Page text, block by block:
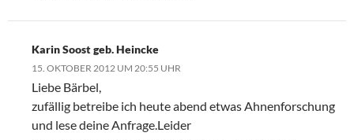
Karin Soost geb. Heincke
15. OKTOBER 2012 UM 20:55 UHR
Liebe Bärbel,
zufällig betreibe ich heute abend etwas Ahnenforschung
und lese deine Anfrage.Leider